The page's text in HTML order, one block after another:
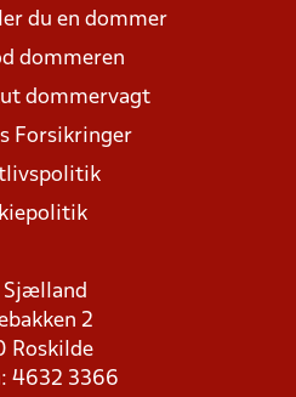
du en dommer
dommeren
dommervagt
Forsikringer
Sjælland
2
Roskilde
4632 3366